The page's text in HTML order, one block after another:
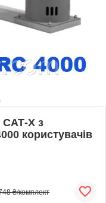
САТ-X з
користувачів
₴/комплект